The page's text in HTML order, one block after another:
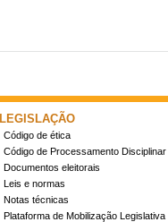
LEGISLAÇÃO
Código de ética
Código de Processamento Disciplinar
Documentos eleitorais
Leis e normas
Notas técnicas
Plataforma de Mobilização Legislativa